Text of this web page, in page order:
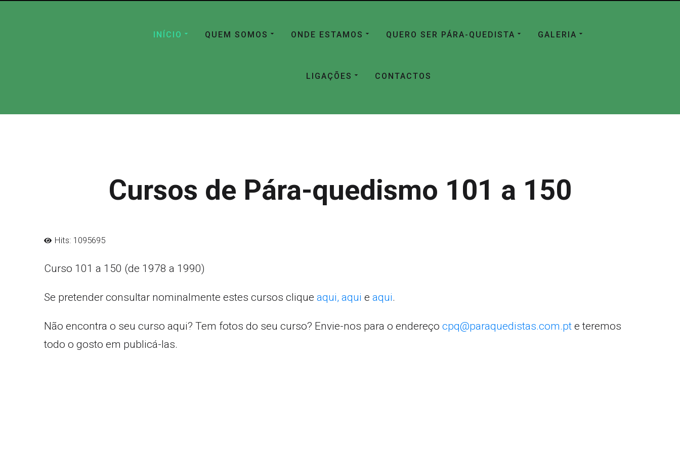
INÍCIO QUEM SOMOS ONDE ESTAMOS QUERO SER PÁRA-QUEDISTA GALERIA
LIGAÇÕES CONTACTOS
Cursos de Pára-quedismo 101 a 150
Hits: 1095695
Curso 101 a 150 (de 1978 a 1990)
Se pretender consultar nominalmente estes cursos clique aqui, aqui e aqui.
Não encontra o seu curso aqui? Tem fotos do seu curso? Envie-nos para o endereço cpq@paraquedistas.com.pt e teremos
todo o gosto em publicá-las.